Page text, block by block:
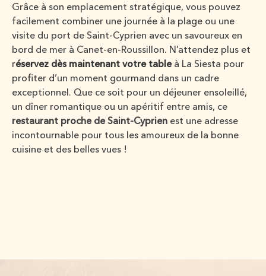
Grâce à son emplacement stratégique, vous pouvez
facilement combiner une journée à la plage ou une
visite du port de Saint-Cyprien avec un savoureux en
bord de mer à Canet-en-Roussillon. N’attendez plus et
réservez dès maintenant votre tableà La Siesta pour
profiter d’un moment gourmand dans un cadre
exceptionnel. Que ce soit pour un déjeuner ensoleillé,
un dîner romantique ou un apéritif entre amis, ce
restaurant proche de Saint-Cyprien est une adresse
incontournable pour tous les amoureux de la bonne
cuisine et des belles vues !